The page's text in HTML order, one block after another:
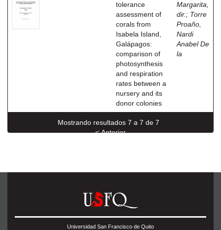
tolerance
assessment of
corals from
Isabela Island,
Galápagos:
comparison of
photosynthesis
and respiration
rates between a
nursery and its
donor colonies
Margarita,
dir. ; Torre
Proaño,
Nardi
Anabel De
la
Mostrando resultados 7 a 7 de 7
< Anterior
Universidad San Francisco de Quito